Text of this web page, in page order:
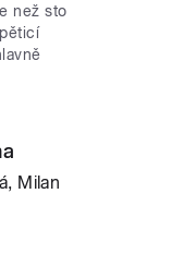
než sto
Milan